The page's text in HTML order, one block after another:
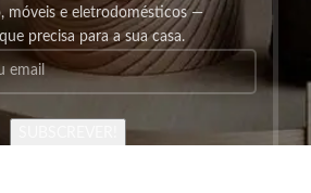
móveis e eletrodomésticos —
precisa para a sua casa.